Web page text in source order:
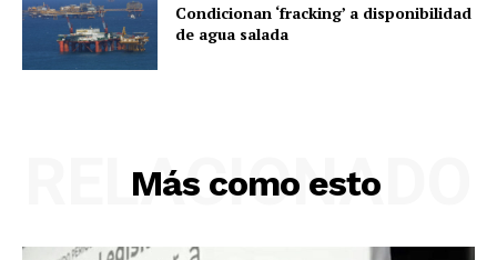
Condicionan ‘fracking’ a disponibilidad
de agua salada
Más como esto
RELACIONADO